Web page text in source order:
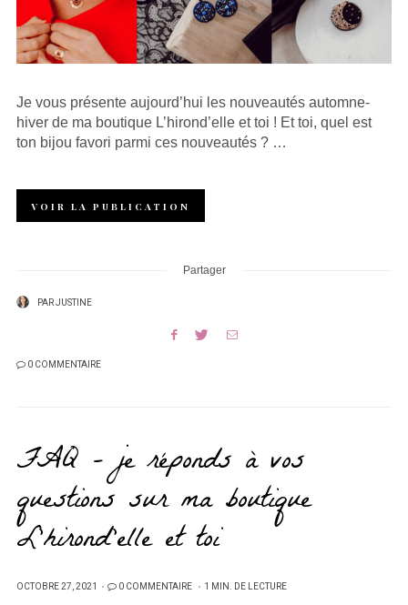
Je vous présente aujourd’hui les nouveautés automne-
hiver de ma boutique L’hirond’elle et toi ! Et toi, quel est
ton bijou favori parmi ces nouveautés ? …
VOIR LA PUBLICATION
Partager
PARJUSTINE
0 COMMENTAIRE
FAQ – je réponds à vos
questions sur ma boutique
L’hirond’elle et toi
PUBLIÉ
OCTOBRE 27, 2021 0 COMMENTAIRE 1 MIN. DE LECTURE